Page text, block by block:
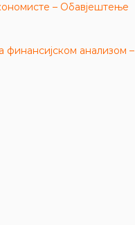
– Обавјештење
финансијском анализом –